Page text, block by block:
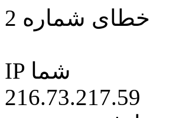
خطای شماره 2
IP شما
216.73.217.59